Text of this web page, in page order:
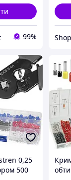
99%
0,25
500